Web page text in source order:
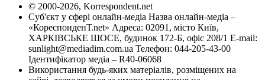
© 2000-2026, Korrespondent.net
Суб'єкт у сфері онлайн-медіа Назва онлайн-медіа –
«КореспонденТ.net» Адреса: 02091, місто Київ,
ХАРКІВСЬКЕ ШОСЕ, будинок 172-Б, офіс 208/1 E-mail:
sunlight@mediadim.com.ua Телефон: 044-205-43-00
Ідентифікатор медіа – R40-06068
Використання будь-яких матеріалів, розміщених на